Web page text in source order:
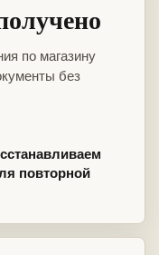
по магазину
без
повторной